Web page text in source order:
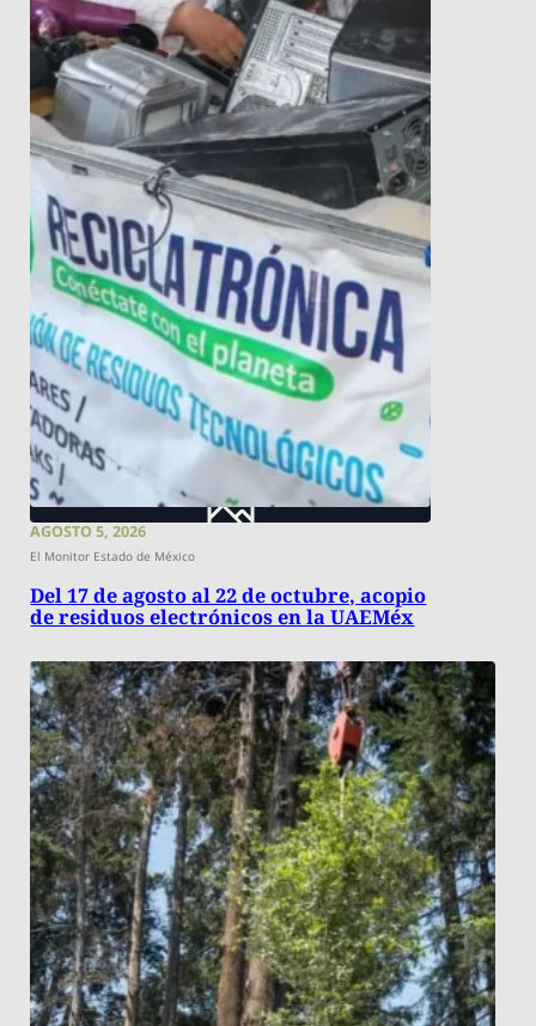
AGOSTO 5, 2026
El Monitor Estado de México
Del 17 de agosto al 22 de octubre, acopio
de residuos electrónicos en la UAEMéx